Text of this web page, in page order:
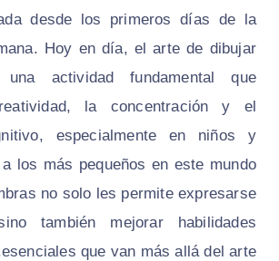
desde los primeros días de la
Hoy en día, el arte de dibujar
actividad fundamental que
la concentración y el
especialmente en niños y
los más pequeños en este mundo
no solo les permite expresarse
también mejorar habilidades
esenciales que van más allá del arte.